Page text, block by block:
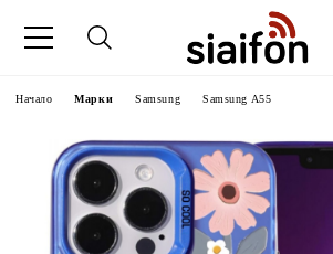
Начало Марки Samsung Samsung A55